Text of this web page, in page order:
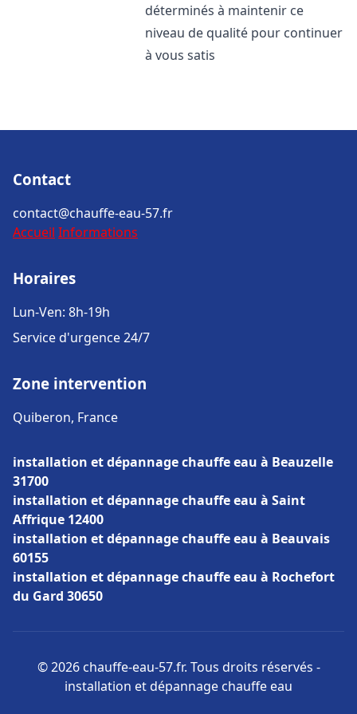
déterminés à maintenir ce
niveau de qualité pour continuer
à vous satis
Contact
contact@chauffe-eau-57.fr
Accueil Informations
Horaires
Lun-Ven: 8h-19h
Service d'urgence 24/7
Zone intervention
Quiberon, France
installation et dépannage chauffe eau à Beauzelle
31700
installation et dépannage chauffe eau à Saint
Affrique 12400
installation et dépannage chauffe eau à Beauvais
60155
installation et dépannage chauffe eau à Rochefort
du Gard 30650
© 2026 chauffe-eau-57.fr. Tous droits réservés -
installation et dépannage chauffe eau